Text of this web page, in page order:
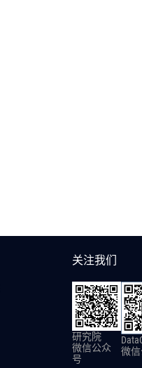
关注我们
研究院
微信公众
号
微